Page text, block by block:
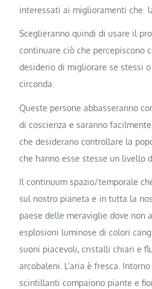
interessati ai miglioramenti che
Sceglieranno quindi di usare il
continuare ciò che percepiscono
desiderio di migliorare se stessi o
circonda.
Queste persone abbasseranno
di coscienza e saranno
che desiderano controllare la
che hanno esse stesse un livello
Il continuum spazio/temporale
sul nostro pianeta e in tutta la
paese delle meraviglie dove non
esplosioni luminose di colori
suoni piacevoli, cristalli chiari e
arcobaleni. L’aria è fresca.
scintillanti compaiono piante e